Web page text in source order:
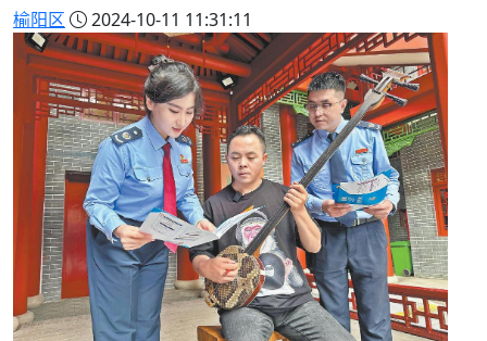
榆阳区 2024-10-11 11:31:11